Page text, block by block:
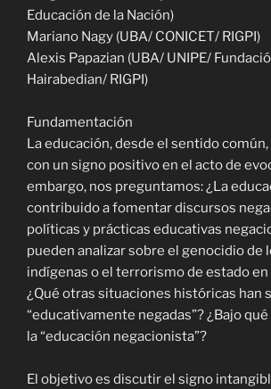
Educación de la Nación)
Mariano Nagy (UBA/ CONICET/ RIGPI)
Alexis Papazian (UBA/ UNIPE/
Hairabedian/ RIGPI)
Fundamentación
La educación, desde el sentido
con un signo positivo en el acto de
embargo, nos preguntamos: ¿La
contribuido a fomentar discursos
políticas y prácticas educativas
pueden analizar sobre el genocidio de
indígenas o el terrorismo de estado
¿Qué otras situaciones históricas han
“educativamente negadas”? ¿Bajo
la “educación negacionista”?
El objetivo es discutir el signo